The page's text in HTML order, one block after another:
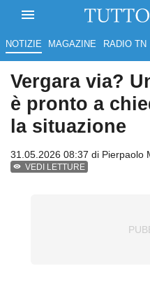
NOTIZIE MAGAZINE RADIO TN
Vergara via?
è pronto a
la situazione
31.05.2026 08:37 di Pierpaolo
VEDI LETTURE